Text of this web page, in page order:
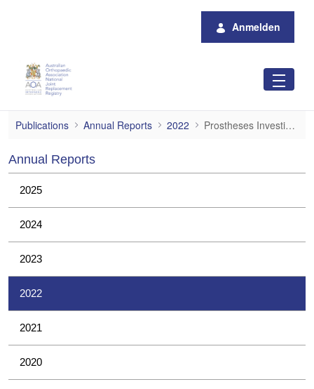
Anmelden
Prostheses Investigations
Publications Annual Reports 2022 Prostheses Investigations
Annual Reports
2025
2024
2023
2022
2021
2020